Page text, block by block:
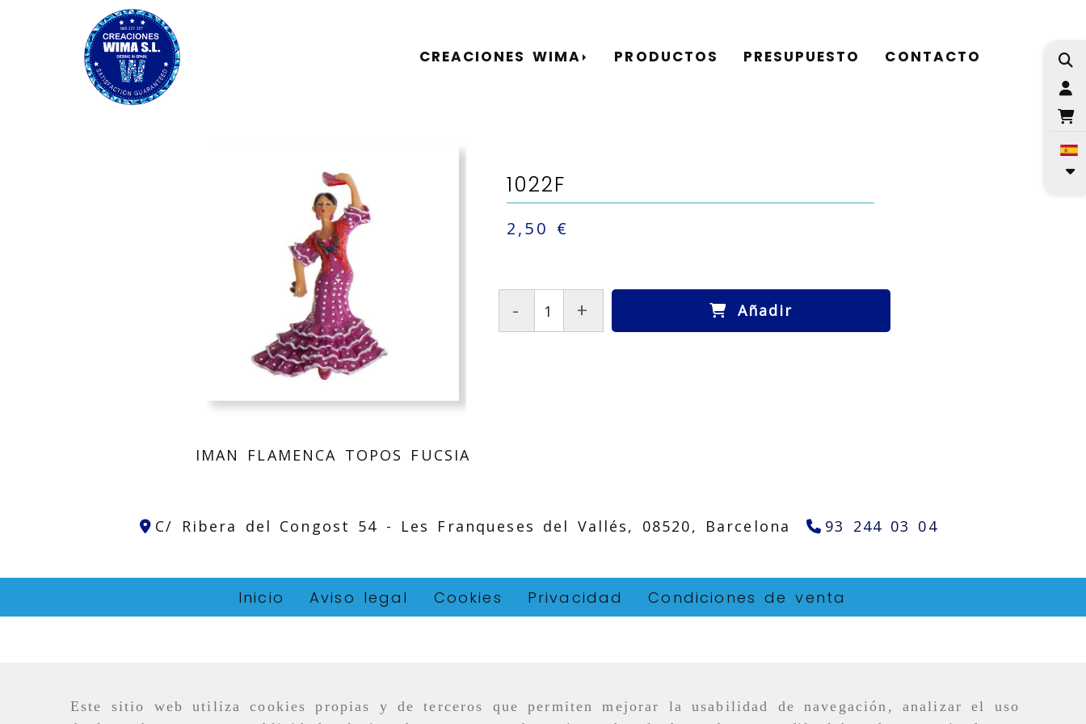
Este sitio web utiliza cookies propias y de terceros que permiten mejorar la usabilidad de navegación, analizar el uso
CREACIONES WIMA PRODUCTOS PRESUPUESTO CONTACTO
1022F
2,50 €
- + Añadir
IMAN FLAMENCA TOPOS FUCSIA
C/ Ribera del Congost 54 - Les Franqueses del Vallés, 08520, Barcelona 93 244 03 04
Inicio Aviso legal Cookies Privacidad Condiciones de venta